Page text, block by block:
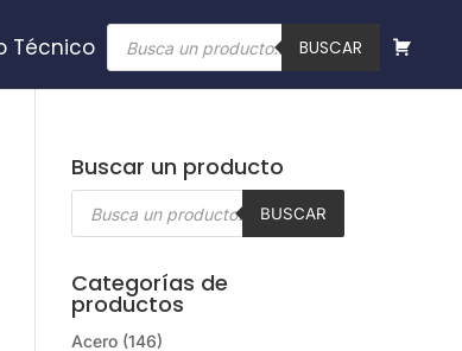
Técnico
Búsqueda
de
productos
BUSCAR
Buscar un producto
Búsqueda
BUSCAR
Categorías de
productos
Acero (146)